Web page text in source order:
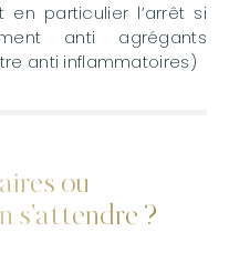
en particulier l’arrêt si
anti agrégants
anti inflammatoires)
ou
s’attendre ?